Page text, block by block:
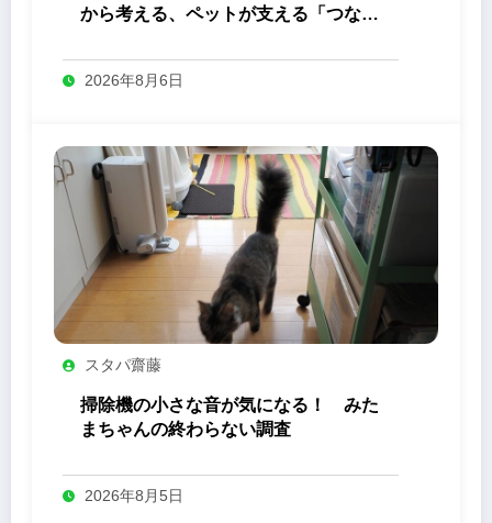
から考える、ペットが支える「つなが
2026年8月6日
スタパ齋藤
掃除機の小さな音が気になる！ みた
まちゃんの終わらない調査
2026年8月5日